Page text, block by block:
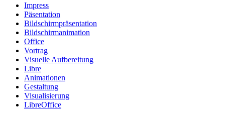
Impress
Päsentation
Bildschirmpräsentation
Bildschirmanimation
Office
Vortrag
Visuelle Aufbereitung
Libre
Animationen
Gestaltung
Visualisierung
LibreOffice